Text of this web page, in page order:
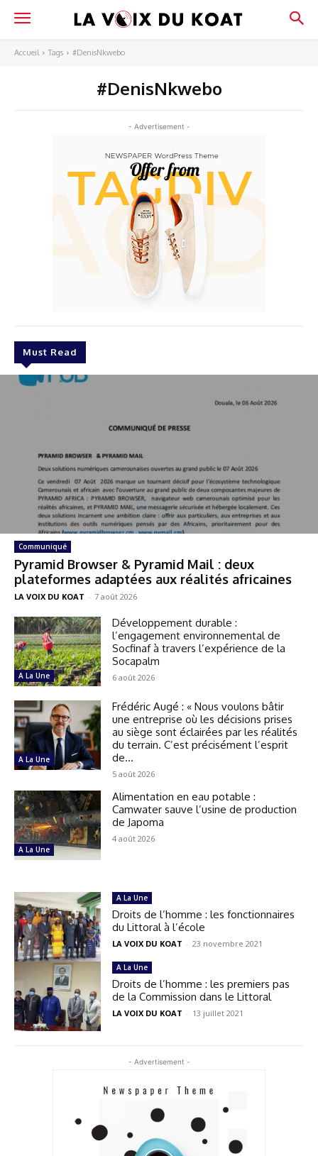
Accueil Tags #DenisNkwebo
#DenisNkwebo
- Advertisement -
Must Read
Communiqué
Pyramid Browser & Pyramid Mail : deux
plateformes adaptées aux réalités africaines
LA VOIX DU KOAT - 7 août 2026
A La Une
Développement durable :
l’engagement environnemental de
Socfinaf à travers l’expérience de la
Socapalm
6 août 2026
A La Une
Frédéric Augé : « Nous voulons bâtir
une entreprise où les décisions prises
au siège sont éclairées par les réalités
du terrain. C’est précisément l’esprit
de...
5 août 2026
A La Une
Alimentation en eau potable :
Camwater sauve l’usine de production
de Japoma
4 août 2026
A La Une
Droits de l’homme : les fonctionnaires
du Littoral à l’école
LA VOIX DU KOAT - 23 novembre 2021
A La Une
Droits de l’homme : les premiers pas
de la Commission dans le Littoral
LA VOIX DU KOAT - 13 juillet 2021
- Advertisement -